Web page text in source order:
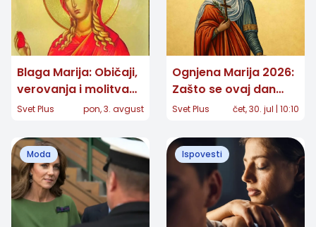
Blaga Marija: Običaji,
verovanja i molitva
velike zaštitnice žena
Svet Plus pon, 3. avgust
Ognjena Marija 2026:
Zašto se ovaj dan
smatra najopasnijim i
Svet Plus čet, 30. jul | 10:10
Moda Ispovesti